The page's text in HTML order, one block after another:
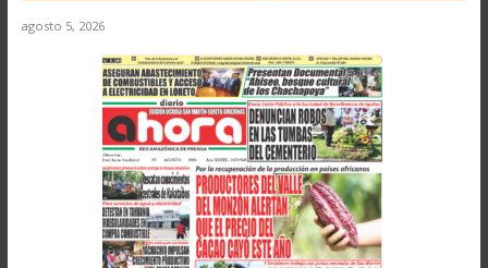
agosto 5, 2026